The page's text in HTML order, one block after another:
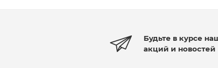
Будьте в курсе
акций и новостей